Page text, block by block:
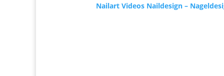
Nailart Videos Naildesign –